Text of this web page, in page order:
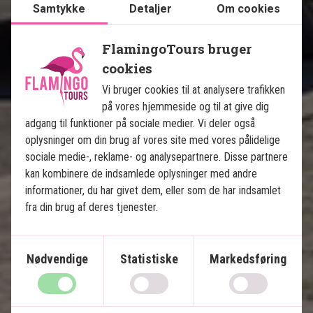
Varadero
10 nætters rundrejse på Cuba
4 nætter i Varadero
Havana, Viñales, Playa Larga, Cienfuegos og
Trinidad
Afslappende badeferie med all inclusive
Byrundtur med guide i Havana og Trinidad
Cykel-, ride- eller vandretur i Viñales
Alle transfers inkluderet
Mulighed for tilkøb af ekstra udflugter
Inkluderet i prisen
16 dage
Pris pr.
Samtykke Detaljer Om cookies
FlamingoTours bruger
cookies
Vi bruger cookies til at analysere trafikken
på vores hjemmeside og til at give dig
adgang til funktioner på sociale medier. Vi deler også
oplysninger om din brug af vores site med vores pålidelige
sociale medie-, reklame- og analysepartnere. Disse partnere
kan kombinere de indsamlede oplysninger med andre
informationer, du har givet dem, eller som de har indsamlet
fra din brug af deres tjenester.
Nødvendige Statistiske Markedsføring